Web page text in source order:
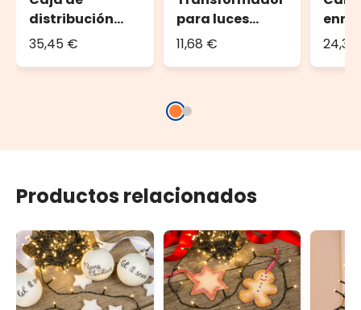
distribución
DRiBOX
35,45 €
para luces
decorativas, 31
11,68 €
Productos relacionados